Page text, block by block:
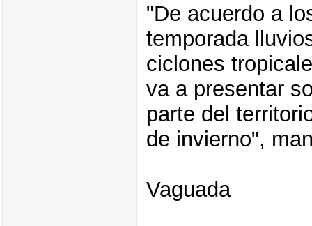
"De acuerdo a
temporada
ciclones
va a presentar
parte del
de invierno",
Vaguada